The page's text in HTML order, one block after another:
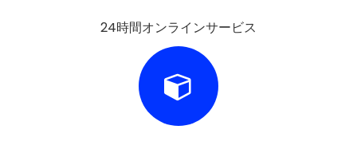
24時間オンラインサービス